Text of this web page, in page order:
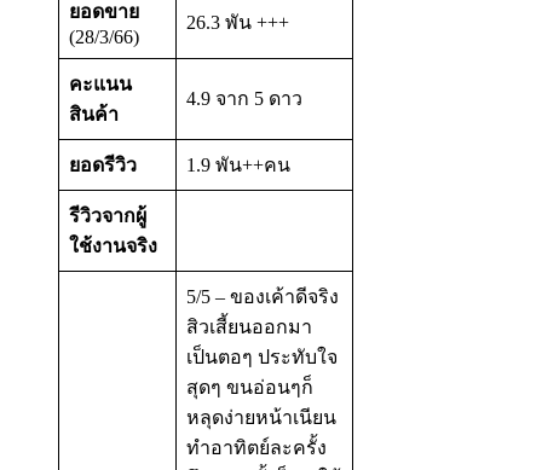
ยอดขาย
(28/3/66)
26.3 พัน +++
คะแนน
สินค้า
4.9 จาก 5 ดาว
ยอดรีวิว 1.9 พัน++คน
รีวิวจากผู้
ใช้งานจริง
5/5 – ของเค้าดีจริง
สิวเสี้ยนออกมา
เป็นตอๆ ประทับใจ
สุดๆ ขนอ่อนๆก็
หลุดง่ายหน้าเนียน
ทำอาทิตย์ละครั้ง